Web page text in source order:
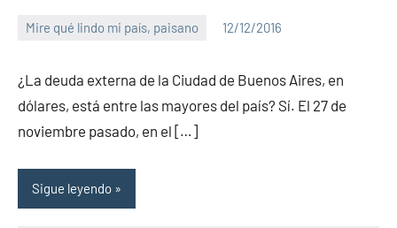
Mire qué lindo mi país, paisano 12/12/2016
PuroChamuyo
comentarios
¿La deuda externa de la Ciudad de Buenos Aires, en
dólares, está entre las mayores del país? Sí. El 27 de
noviembre pasado, en el […]
Sigue leyendo